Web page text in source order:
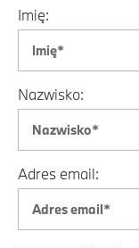
Imię:
Nazwisko:
Adres email: